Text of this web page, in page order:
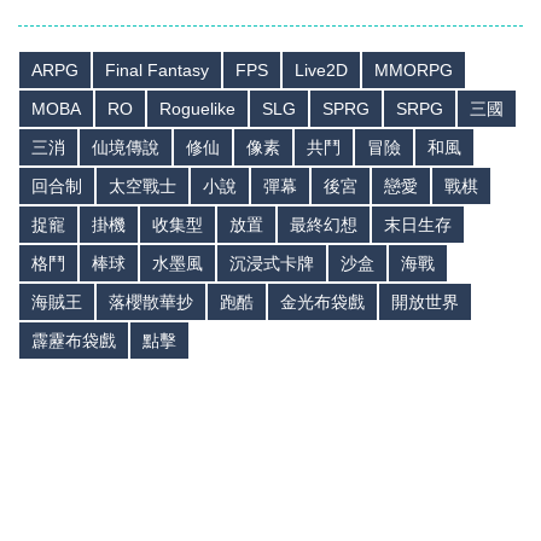
ARPG Final Fantasy FPS Live2D
MMORPG
MOBA
RO Roguelike SLG SPRG SRPG
三國
三消
仙境傳說 修仙 像素 共鬥 冒險
和風
回合制
太空戰士 小說 彈幕 後宮 戀愛
戰棋
捉寵
掛機 收集型 放置 最終幻想
末日生存
格鬥
棒球 水墨風 沉浸式卡牌 沙盒
海戰
海賊王
落櫻散華抄 跑酷 金光布袋戲
開放世界
霹靂布袋戲
點擊